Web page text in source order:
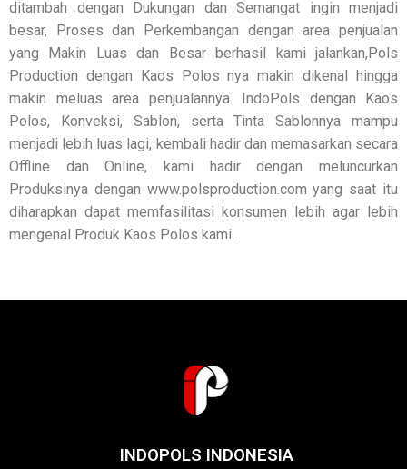
ditambah dengan Dukungan dan Semangat ingin menjadi
besar, Proses dan Perkembangan dengan area penjualan
yang Makin Luas dan Besar berhasil kami jalankan,Pols
Production dengan Kaos Polos nya makin dikenal hingga
makin meluas area penjualannya. IndoPols dengan Kaos
Polos, Konveksi, Sablon, serta Tinta Sablonnya mampu
menjadi lebih luas lagi, kembali hadir dan memasarkan secara
Offline dan Online, kami hadir dengan meluncurkan
Produksinya dengan www.polsproduction.com yang saat itu
diharapkan dapat memfasilitasi konsumen lebih agar lebih
mengenal Produk Kaos Polos kami.
INDOPOLS INDONESIA